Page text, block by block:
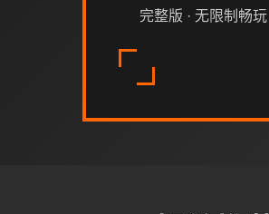
完整版 · 无限制畅玩